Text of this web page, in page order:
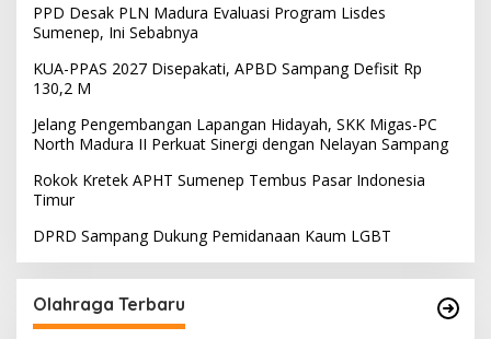
PPD Desak PLN Madura Evaluasi Program Lisdes
Sumenep, Ini Sebabnya
KUA-PPAS 2027 Disepakati, APBD Sampang Defisit Rp
130,2 M
Jelang Pengembangan Lapangan Hidayah, SKK Migas-PC
North Madura II Perkuat Sinergi dengan Nelayan Sampang
Rokok Kretek APHT Sumenep Tembus Pasar Indonesia
Timur
DPRD Sampang Dukung Pemidanaan Kaum LGBT
Olahraga Terbaru